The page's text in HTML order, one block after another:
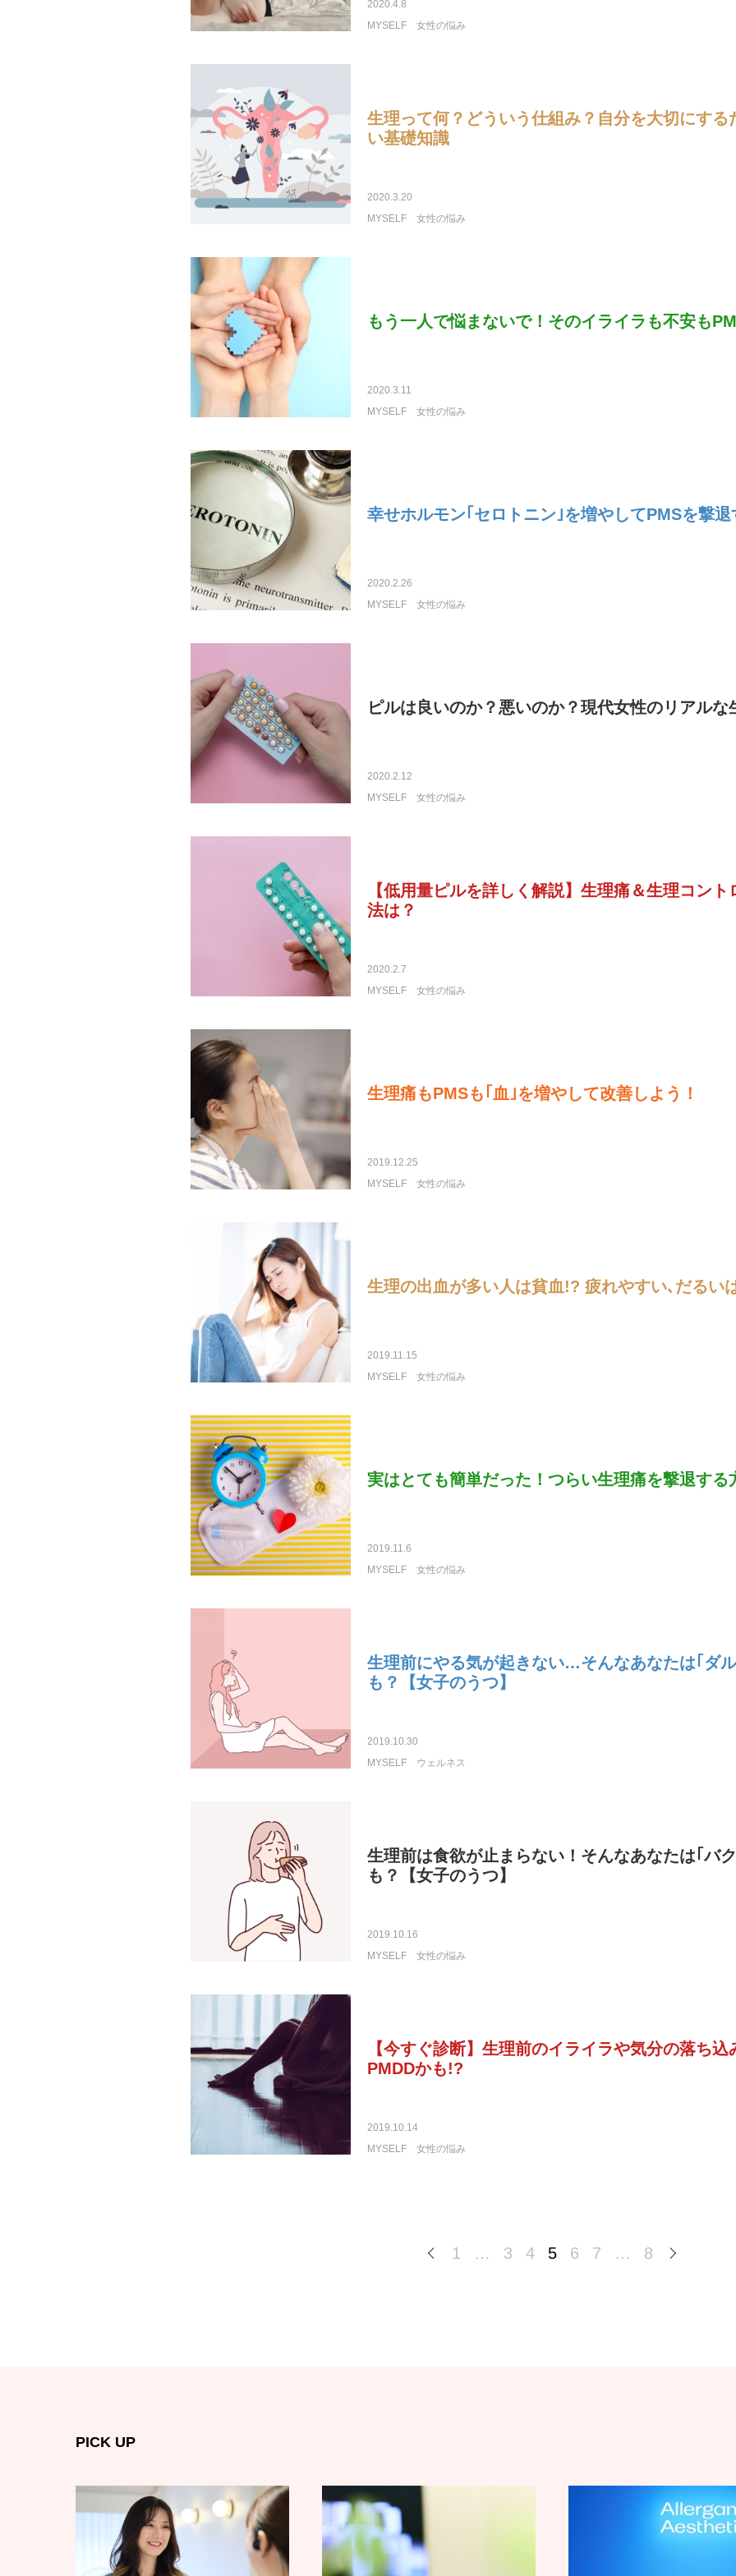
2020.4.8
MYSELF
女性の悩み
生理って何？どういう仕組み？自分を大切にする
い基礎知識
2020.3.20
MYSELF
女性の悩み
もう一人で悩まないで！そのイライラも不安も
2020.3.11
MYSELF
女性の悩み
幸せホルモン｢セロトニン｣を増やしてPMSを撃退
2020.2.26
MYSELF
女性の悩み
ピルは良いのか？悪いのか？現代女性のリアルな
2020.2.12
MYSELF
女性の悩み
【低用量ピルを詳しく解説】生理痛＆生理コント
法は？
2020.2.7
MYSELF
女性の悩み
生理痛もPMSも｢血｣を増やして改善しよう！
2019.12.25
MYSELF
女性の悩み
生理の出血が多い人は貧血!? 疲れやすい､だるい
2019.11.15
MYSELF
女性の悩み
実はとても簡単だった！つらい生理痛を撃退する
2019.11.6
MYSELF
女性の悩み
生理前にやる気が起きない…そんなあなたは｢ダ
も？【女子のうつ】
2019.10.30
MYSELF
ウェルネス
生理前は食欲が止まらない！そんなあなたは｢バ
も？【女子のうつ】
2019.10.16
MYSELF
女性の悩み
【今すぐ診断】生理前のイライラや気分の落ち込
PMDDかも!?
2019.10.14
MYSELF
女性の悩み
1 … 3 4 5 6 7 … 8
PICK UP